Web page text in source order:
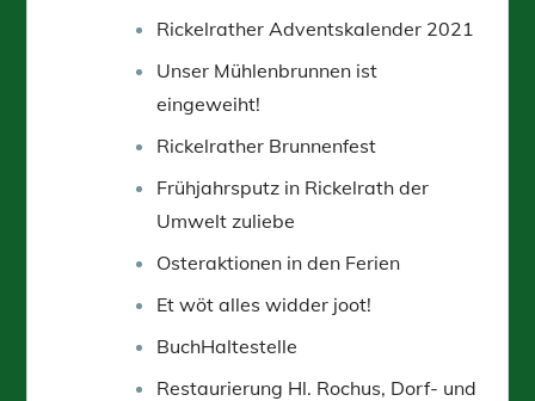
Rickelrather Adventskalender 2021
Unser Mühlenbrunnen ist
eingeweiht!
Rickelrather Brunnenfest
Frühjahrsputz in Rickelrath der
Umwelt zuliebe
Osteraktionen in den Ferien
Et wöt alles widder joot!
BuchHaltestelle
Restaurierung Hl. Rochus, Dorf- und